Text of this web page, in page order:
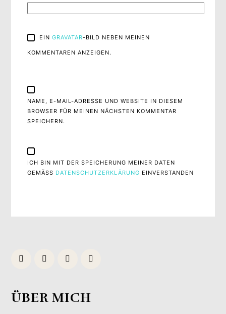
EIN GRAVATAR-BILD NEBEN MEINEN
KOMMENTAREN ANZEIGEN.
NAME, E-MAIL-ADRESSE UND WEBSITE IN DIESEM
BROWSER FÜR MEINEN NÄCHSTEN KOMMENTAR
SPEICHERN.
ICH BIN MIT DER SPEICHERUNG MEINER DATEN
GEMÄSS DATENSCHUTZERKLÄRUNG EINVERSTANDEN
ÜBER MICH